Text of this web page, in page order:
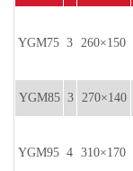
YGM75 3 260×150
YGM85 3 270×140
YGM95 4 310×170